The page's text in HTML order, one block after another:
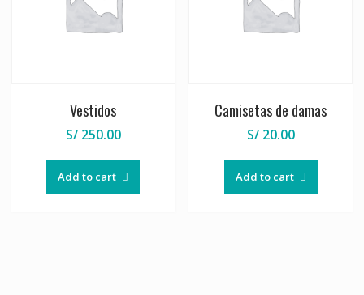
Vestidos
S/250.00
Add to cart
Camisetas de damas
S/20.00
Add to cart